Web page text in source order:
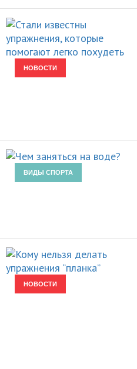
НОВОСТИ
ВИДЫ СПОРТА
НОВОСТИ